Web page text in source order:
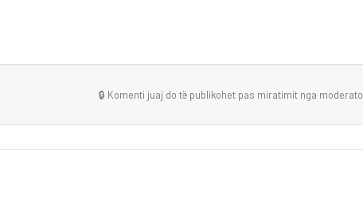
🔒 Komenti juaj do të publikohet pas miratimit nga